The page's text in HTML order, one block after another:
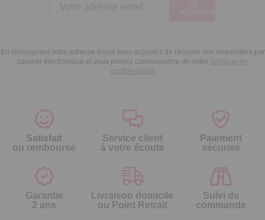
En renseignant votre adresse email vous acceptez de recevoir nos newsletters par
courrier électronique et vous prenez connaissance de notre politique de
confidentialité
Satisfait
ou remboursé
Service client
à votre écoute
Paiement
sécurisé
Garantie
2 ans
Livraison domicile
ou Point Retrait
Suivi de
commande